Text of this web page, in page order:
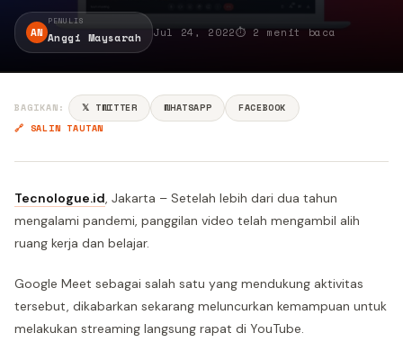
AN
PENULIS
Anggi Maysarah Jul 24, 2022⏱ 2 menit baca
BAGIKAN: 𝕏 TWITTER WHATSAPP
FACEBOOK
🔗 SALIN TAUTAN
Tecnologue.id, Jakarta – Setelah lebih dari dua tahun
mengalami pandemi, panggilan video telah mengambil alih
ruang kerja dan belajar.
Google Meet sebagai salah satu yang mendukung aktivitas
tersebut, dikabarkan sekarang meluncurkan kemampuan untuk
melakukan streaming langsung rapat di YouTube.